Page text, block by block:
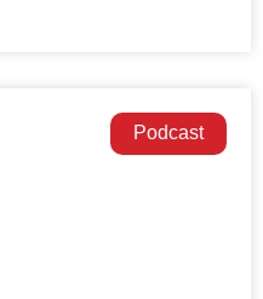
Podcast